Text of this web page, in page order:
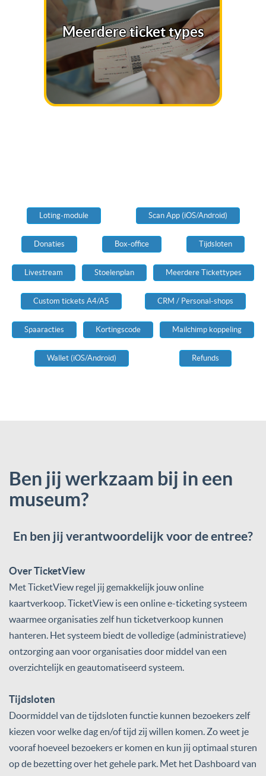
Meerdere ticket types
Loting-module Scan App (iOS/Android)
Donaties Box-office Tijdsloten
Livestream Stoelenplan Meerdere Tickettypes
Custom tickets A4/A5 CRM / Personal-shops
Spaaracties Kortingscode Mailchimp koppeling
Wallet (iOS/Android) Refunds
Ben jij werkzaam bij in een
museum?
En ben jij verantwoordelijk voor de entree?
Over TicketView
Met TicketView regel jij gemakkelijk jouw online
kaartverkoop. TicketView is een online e-ticketing systeem
waarmee organisaties zelf hun ticketverkoop kunnen
hanteren. Het systeem biedt de volledige (administratieve)
ontzorging aan voor organisaties door middel van een
overzichtelijk en geautomatiseerd systeem.
Tijdsloten
Doormiddel van de tijdsloten functie kunnen bezoekers zelf
kiezen voor welke dag en/of tijd zij willen komen. Zo weet je
vooraf hoeveel bezoekers er komen en kun jij optimaal sturen
op de bezetting over het gehele park. Met het Dashboard van